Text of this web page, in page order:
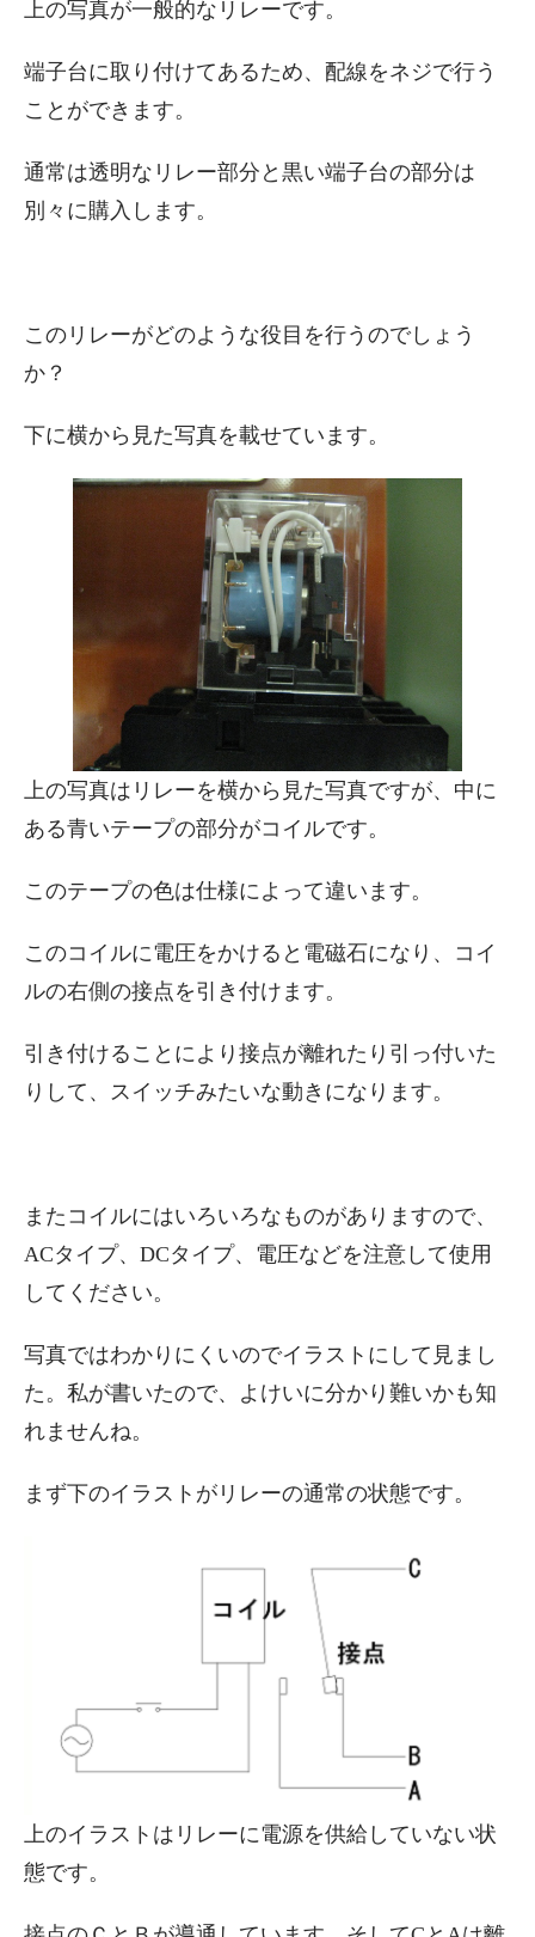
上の写真が一般的なリレーです。
端子台に取り付けてあるため、配線をネジで行う
ことができます。
通常は透明なリレー部分と黒い端子台の部分は
別々に購入します。
このリレーがどのような役目を行うのでしょう
か？
下に横から見た写真を載せています。
上の写真はリレーを横から見た写真ですが、中に
ある青いテープの部分がコイルです。
このテープの色は仕様によって違います。
このコイルに電圧をかけると電磁石になり、コイ
ルの右側の接点を引き付けます。
引き付けることにより接点が離れたり引っ付いた
りして、スイッチみたいな動きになります。
またコイルにはいろいろなものがありますので、
ACタイプ、DCタイプ、電圧などを注意して使用
してください。
写真ではわかりにくいのでイラストにして見まし
た。私が書いたので、よけいに分かり難いかも知
れませんね。
まず下のイラストがリレーの通常の状態です。
上のイラストはリレーに電源を供給していない状
態です。